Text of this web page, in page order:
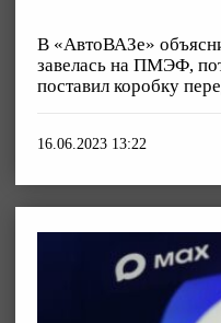
В «АвтоВАЗе»
завелась на ПМЭФ,
поставил коробку
16.06.2023 13:22